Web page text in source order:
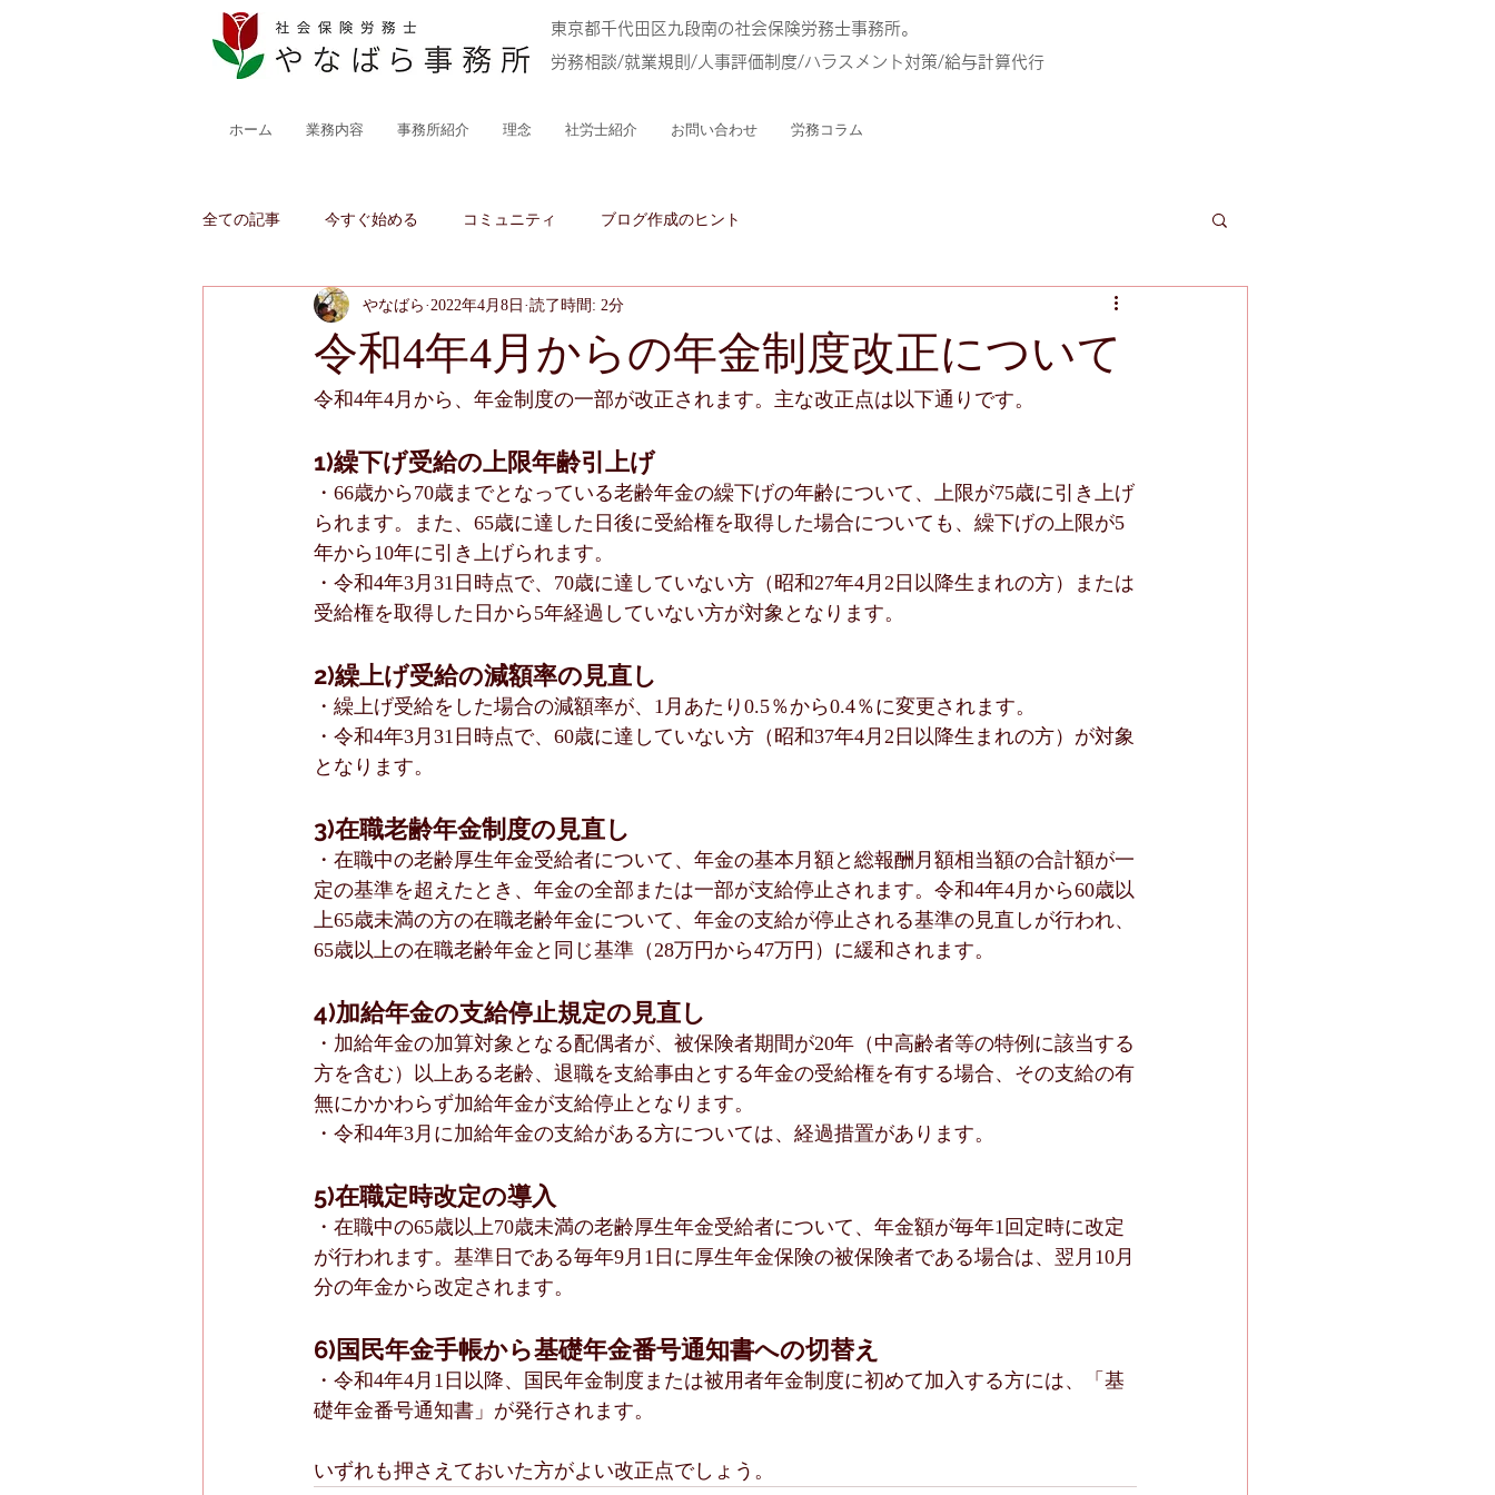
東京都千代田区九段南の社会保険労務士事務所。
労務相談/就業規則/人事評価制度/ハラスメント対策/給与計算代行
ホーム 業務内容 事務所紹介 理念 社労士紹介 お問い合わせ 労務コラム
全ての記事 今すぐ始める コミュニティ ブログ作成のヒント
令和4年4月からの年金制度改正について
やなばら 2022年4月8日 読了時間: 2分
令和4年4月から、年金制度の一部が改正されます。主な改正点は以下通りです。
1)繰下げ受給の上限年齢引上げ
・66歳から70歳までとなっている老齢年金の繰下げの年齢について、上限が75歳に引き上げ
られます。また、65歳に達した日後に受給権を取得した場合についても、繰下げの上限が5
年から10年に引き上げられます。
・令和4年3月31日時点で、70歳に達していない方（昭和27年4月2日以降生まれの方）または
受給権を取得した日から5年経過していない方が対象となります。
2)繰上げ受給の減額率の見直し
・繰上げ受給をした場合の減額率が、1月あたり0.5％から0.4％に変更されます。
・令和4年3月31日時点で、60歳に達していない方（昭和37年4月2日以降生まれの方）が対象
となります。
3)在職老齢年金制度の見直し
・在職中の老齢厚生年金受給者について、年金の基本月額と総報酬月額相当額の合計額が一
定の基準を超えたとき、年金の全部または一部が支給停止されます。令和4年4月から60歳以
上65歳未満の方の在職老齢年金について、年金の支給が停止される基準の見直しが行われ、
65歳以上の在職老齢年金と同じ基準（28万円から47万円）に緩和されます。
4)加給年金の支給停止規定の見直し
・加給年金の加算対象となる配偶者が、被保険者期間が20年（中高齢者等の特例に該当する
方を含む）以上ある老齢、退職を支給事由とする年金の受給権を有する場合、その支給の有
無にかかわらず加給年金が支給停止となります。
・令和4年3月に加給年金の支給がある方については、経過措置があります。
5)在職定時改定の導入
・在職中の65歳以上70歳未満の老齢厚生年金受給者について、年金額が毎年1回定時に改定
が行われます。基準日である毎年9月1日に厚生年金保険の被保険者である場合は、翌月10月
分の年金から改定されます。
6)国民年金手帳から基礎年金番号通知書への切替え
・令和4年4月1日以降、国民年金制度または被用者年金制度に初めて加入する方には、「基
礎年金番号通知書」が発行されます。
いずれも押さえておいた方がよい改正点でしょう。